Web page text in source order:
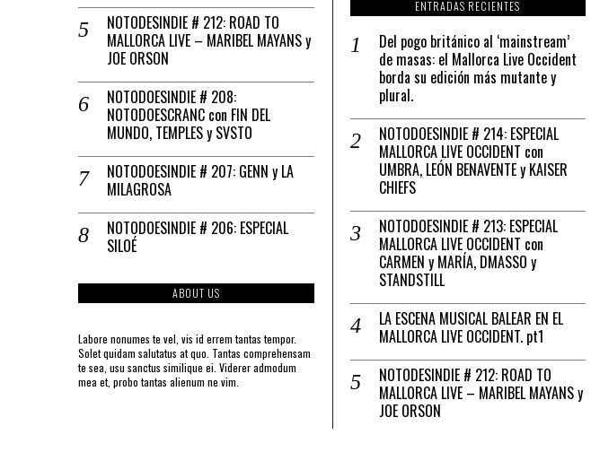
NOTODESINDIE # 212: ROAD TO
MALLORCA LIVE – MARIBEL MAYANS y
JOE ORSON
NOTODOESINDIE # 208:
NOTODOESCRANC con FIN DEL
MUNDO, TEMPLES y SVSTO
NOTODOESINDIE # 207: GENN y LA
MILAGROSA
NOTODOESINDIE # 206: ESPECIAL
SILOÉ
ABOUT US
Labore nonumes te vel, vis id errem tantas tempor.
Solet quidam salutatus at quo. Tantas comprehensam
te sea, usu sanctus similique ei. Viderer admodum
mea et, probo tantas alienum ne vim.
ENTRADAS RECIENTES
Del pogo británico al ‘mainstream’
de masas: el Mallorca Live Occident
borda su edición más mutante y
plural.
NOTODOESINDIE # 214: ESPECIAL
MALLORCA LIVE OCCIDENT con
UMBRA, LEÓN BENAVENTE y KAISER
CHIEFS
NOTODOESINDIE # 213: ESPECIAL
MALLORCA LIVE OCCIDENT con
CARMEN y MARÍA, DMASSO y
STANDSTILL
LA ESCENA MUSICAL BALEAR EN EL
MALLORCA LIVE OCCIDENT. pt1
NOTODESINDIE # 212: ROAD TO
MALLORCA LIVE – MARIBEL MAYANS y
JOE ORSON